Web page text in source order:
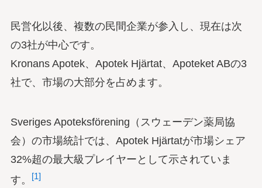
民営化以後、複数の民間企業が参入し、現在は次
の3社が中心です。
Kronans Apotek、Apotek Hjärtat、Apoteket ABの3
社で、市場の大部分を占めます。
Sveriges Apoteksförening（スウェーデン薬局協
会）の市場統計では、Apotek Hjärtatが市場シェア
32%超の最大級プレイヤーとして示されていま
す。
[1]